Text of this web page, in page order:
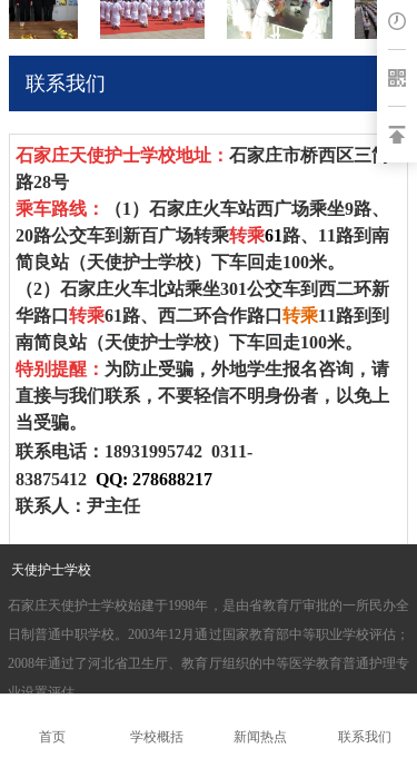
联系我们
石家庄天使护士学校地址： 石家庄市桥西区三简
路28号
乘车路线：
（1） 石家庄火车站西广场乘坐9路、
20路公交车到新百广场转乘转乘61路、11路到南
简良站（天使护士学校）下车回走100米。
（2） 石家庄火车北站乘坐301公交车到西二环新
华路口 转乘61路、西二环合作路口 转乘11路到到
南简良站（天使护士学校）下车回走100米。
特别提醒： 为防止受骗，外地学生报名咨询，请
直接与我们联系，不要轻信不明身份者，以免上
当受骗。
联系电话：18931995742 0311-
83875412 QQ: 278688217
联系人：尹主任
石家庄天使护士学校始建于1998年，是由省教育厅审批的一所民办全
日制普通中职学校。2003年12月通过国家教育部中等职业学校评估；
2008年通过了河北省卫生厅、教育厅组织的中等医学教育普通护理专
业设置评估。
联系我们
天使护士学校
首页 学校概括 新闻热点 联系我们